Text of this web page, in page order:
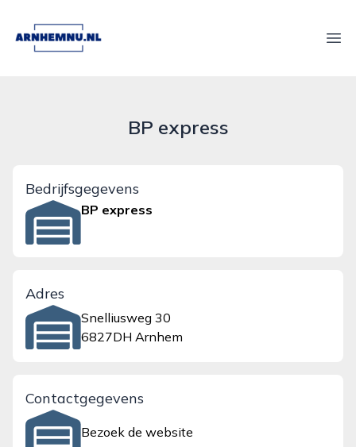
arnhemnu.nl
BP express
Bedrijfsgegevens
BP express
Adres
Snelliusweg 30
6827DH Arnhem
Contactgegevens
Bezoek de website